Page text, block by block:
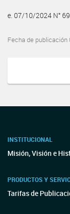
e. 07/10/2024 N°
Fecha de
INSTITUCIONAL
Misión, Visión e
PRODUCTOS Y
Tarifas de